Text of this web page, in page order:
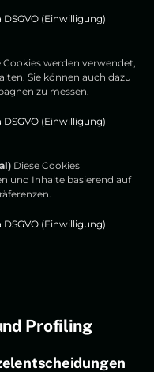
DSGVO (Einwilligung)
Cookies werden verwendet,
Sie können auch dazu
zu messen.
DSGVO (Einwilligung)
Diese Cookies
und Inhalte basierend auf
DSGVO (Einwilligung)
Profiling